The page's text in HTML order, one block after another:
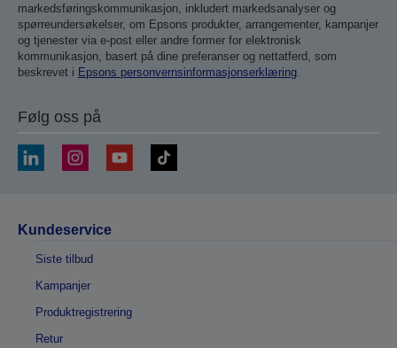
markedsføringskommunikasjon, inkludert markedsanalyser og
spørreundersøkelser, om Epsons produkter, arrangementer, kampanjer
og tjenester via e-post eller andre former for elektronisk
kommunikasjon, basert på dine preferanser og nettatferd, som
beskrevet i Epsons personvernsinformasjonserklæring
Følg oss på
Kundeservice
Siste tilbud
Kampanjer
Produktregistrering
Retur